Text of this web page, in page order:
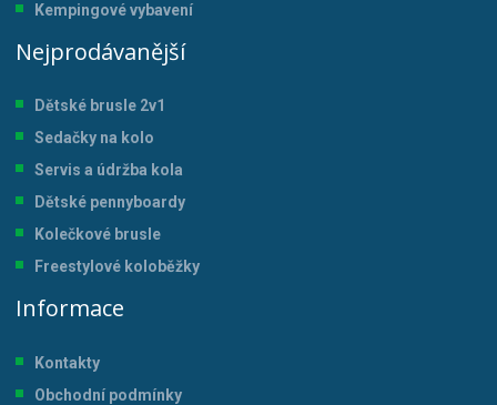
Kempingové vybavení
Nejprodávanější
Dětské brusle 2v1
Sedačky na kolo
Servis a údržba kola
Dětské pennyboardy
Kolečkové brusle
Freestylové koloběžky
Informace
Kontakty
Obchodní podmínky